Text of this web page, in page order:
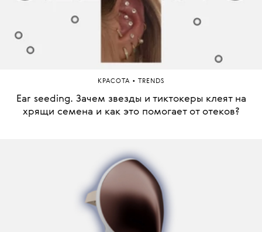
КРАСОТА • TRENDS
Ear seeding. Зачем звезды и тиктокеры клеят на
хрящи семена и как это помогает от отеков?